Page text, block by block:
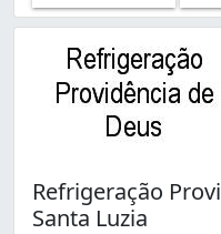
Refrigeração
Santa Luzia